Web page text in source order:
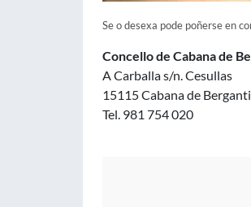
Se o desexa pode poñerse en
Concello de Cabana de
A Carballa s/n. Cesullas
15115 Cabana de
Tel. 981 754 020